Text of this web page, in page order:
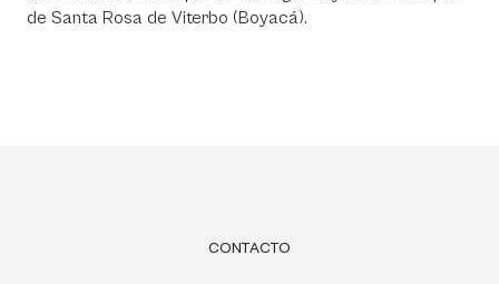
de Santa Rosa de Viterbo (Boyacá).
CONTACTO